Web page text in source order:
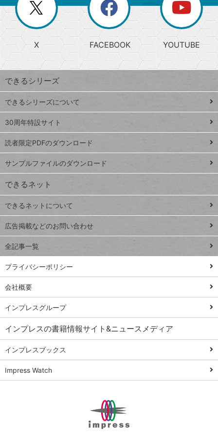
じ
る
search
検
索
上
昇
ワ
ー
ド
Google
スプレ
ッドシ
ート
iPhone
VLOOKUP
close
閉じ
る
閉
じ
る
ー
か
ら
探
す
ト
ッ
プ
ペ
ジ
連載
Excel Q&A
トイアンナ流仕
事術
PowerAutomate
ではじめる業務
の完全自動化
AI議事録作成術
Windows 11
Q&A
Teams踏み込み
活用術
Excel講師の仕事
術
X FACEBOOK YOUTUBE
できるシリーズ
できるシリーズについて
30周年特設サイト
読者限定PDFのダウンロード
サンプルファイルのダウンロード
できるネット
できるネットについて
広告掲載などのお問い合わせ
全記事一覧
プライバシーポリシー
会社概要
インプレスグループ
インプレスの書籍情報サイト&ニュースメディア
インプレスブックス
Impress Watch